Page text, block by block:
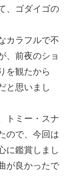
、ゴダイゴの
カラフルで不
、前夜のショ
を観たから
と思いまし
トミー・スナ
ので、今回は
に鑑賞しまし
が良かったで